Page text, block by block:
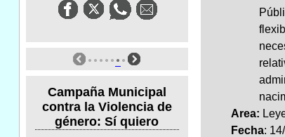
Campaña Municipal
contra la Violencia de
género: Sí quiero
Area:
Fecha: